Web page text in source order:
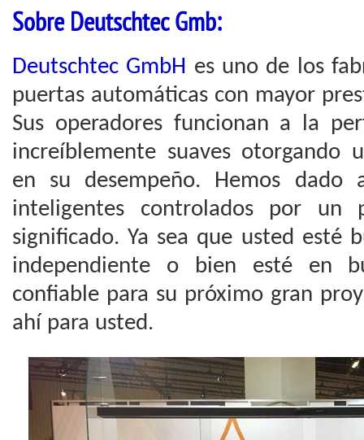
Sobre Deutschtec Gmb:
Deutschtec GmbH es uno de los
puertas automáticas con mayor
Sus operadores funcionan a la
increíblemente suaves otorgando
en su desempeño. Hemos dado
inteligentes controlados por un
significado. Ya sea que usted esté
independiente o bien esté en
confiable para su próximo gran
ahí para usted.